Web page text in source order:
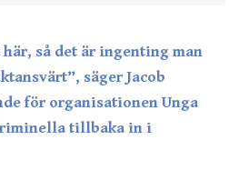
här, så det är ingenting man
säger Jacob
för organisationen Unga
tillbaka in i